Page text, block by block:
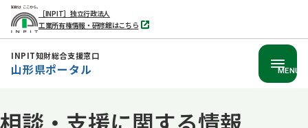
文
［INPIT］独立行政法人
工業所有権情報・研修館はこちら
別
タ
INPIT知財総合支援窓口
山形県ポータル MENU